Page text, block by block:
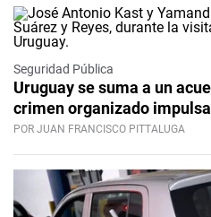
Seguridad Pública
Uruguay se suma a un
crimen organizado
POR JUAN FRANCISCO PITTALUGA